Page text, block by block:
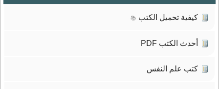
كيفية تحميل الكتب 📚
أحدث الكتب PDF
كتب علم النفس